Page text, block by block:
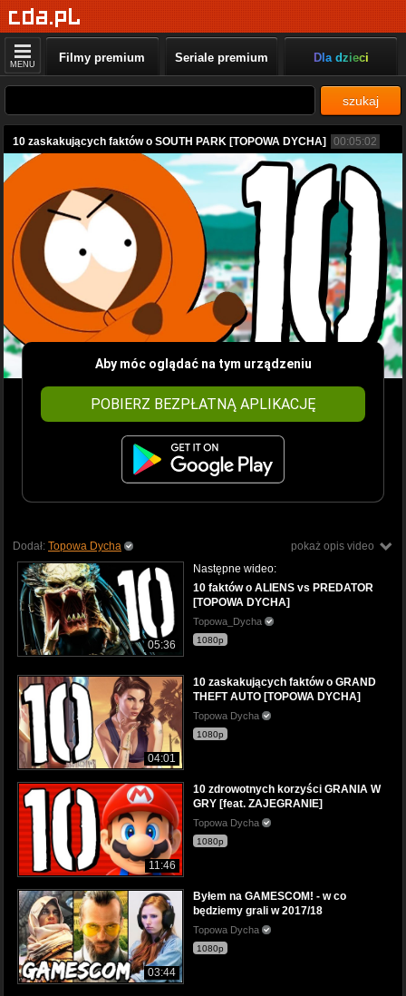
MENU Filmy premium Seriale premium Dla dzieci
szukaj
10 zaskakujących faktów o SOUTH PARK [TOPOWA DYCHA] 00:05:02
Aby móc oglądać na tym urządzeniu
POBIERZ BEZPŁATNĄ APLIKACJĘ
pokaż opis video
Dodał: Topowa Dycha
05:36
Następne wideo:
10 faktów o ALIENS vs PREDATOR
[TOPOWA DYCHA]
Topowa_Dycha
1080p
04:01
10 zaskakujących faktów o GRAND
THEFT AUTO [TOPOWA DYCHA]
Topowa Dycha
1080p
11:46
10 zdrowotnych korzyści GRANIA W
GRY [feat. ZAJEGRANIE]
Topowa Dycha
1080p
03:44
Byłem na GAMESCOM! - w co
będziemy grali w 2017/18
Topowa Dycha
1080p